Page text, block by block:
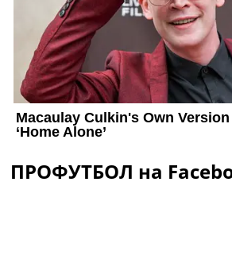
ПРОФУТБОЛ на